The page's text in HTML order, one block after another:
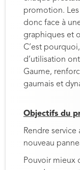
promotion.
donc face à
graphiques et
C’est
d’utilisation
Gaume,
gaumais et
Objectifs du
Rendre service
nouveau
Pouvoir mieux